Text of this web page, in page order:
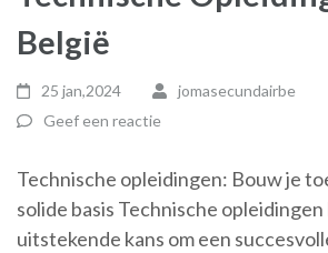
België
25 jan,2024
jomasecundairbe
Geef een reactie
Technische opleidingen: Bouw je
solide basis Technische
uitstekende kans om een